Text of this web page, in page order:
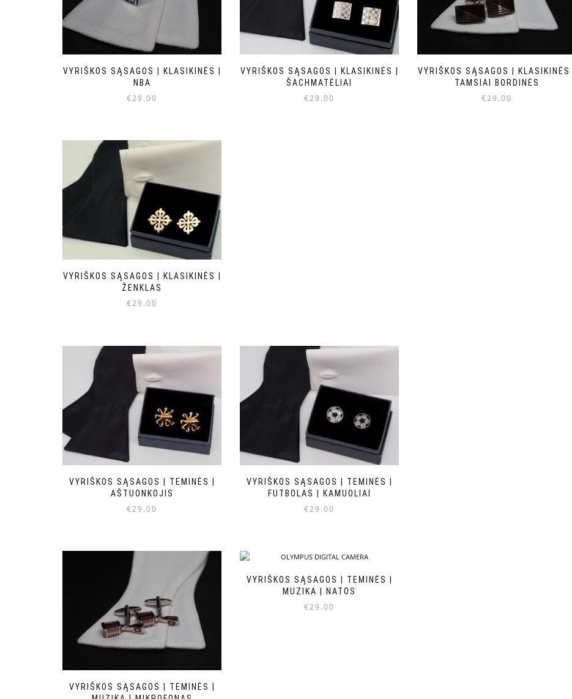
VYRIŠKOS SĄSAGOS | KLASIKINĖS |
NBA
€29.00
VYRIŠKOS SĄSAGOS | KLASIKINĖS |
ŠACHMATĖLIAI
€29.00
VYRIŠKOS SĄSAGOS | KLASIKINĖS |
TAMSIAI BORDINĖS
€29.00
VYRIŠKOS SĄSAGOS | KLASIKINĖS |
ŽENKLAS
€29.00
VYRIŠKOS SĄSAGOS | TEMINĖS |
AŠTUONKOJIS
€29.00
VYRIŠKOS SĄSAGOS | TEMINĖS |
FUTBOLAS | KAMUOLIAI
€29.00
VYRIŠKOS SĄSAGOS | TEMINĖS |
VYRIŠKOS SĄSAGOS | TEMINĖS |
MUZIKA | NATOS
€29.00